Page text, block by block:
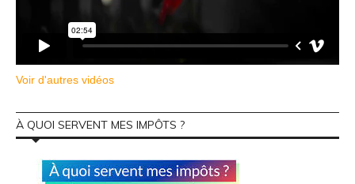
Voir d'autres vidéos
À QUOI SERVENT MES IMPÔTS ?